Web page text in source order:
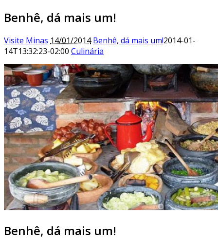
Benhê, dá mais um!
Visite Minas 14/01/2014 Benhê, dá mais um!2014-01-
14T13:32:23-02:00 Culinária
Benhê, dá mais um!